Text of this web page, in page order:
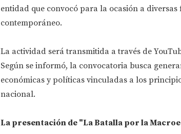
entidad que convocó para la ocasión a
contemporáneo.
La actividad será transmitida a través de
Según se informó, la convocatoria busca
económicas y políticas vinculadas a los
nacional.
La presentación de "La Batalla por la